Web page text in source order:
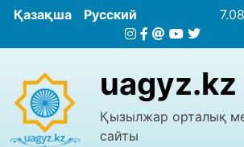
Қазақша Русский
uagyz.kz
Қызылжар орталық
сайты